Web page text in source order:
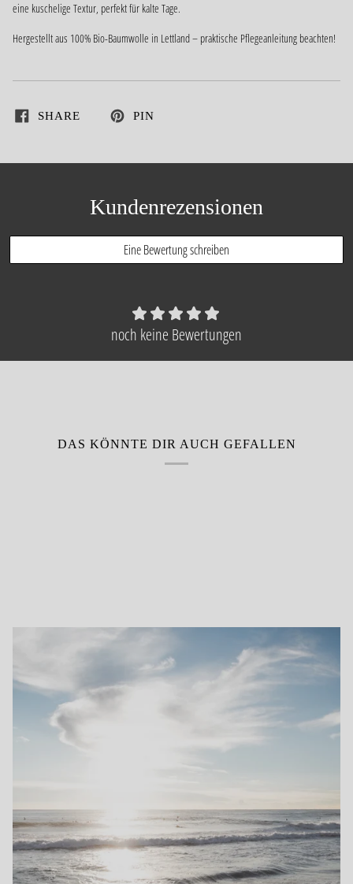
eine kuschelige Textur, perfekt für kalte Tage.
Hergestellt aus 100% Bio-Baumwolle in Lettland – praktische Pflegeanleitung beachten!
SHARE PIN
Kundenrezensionen
Eine Bewertung schreiben
noch keine Bewertungen
DAS KÖNNTE DIR AUCH GEFALLEN